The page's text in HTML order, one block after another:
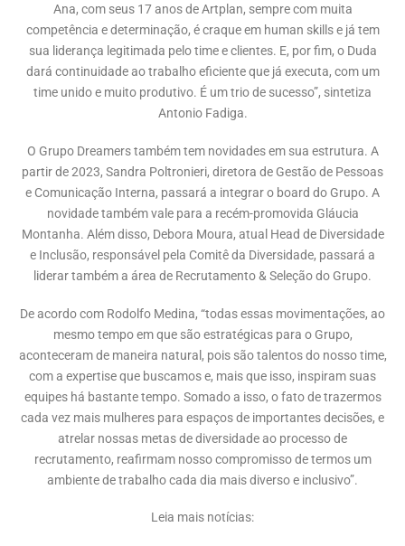
Ana, com seus 17 anos de Artplan, sempre com muita
competência e determinação, é craque em human skills e já tem
sua liderança legitimada pelo time e clientes. E, por fim, o Duda
dará continuidade ao trabalho eficiente que já executa, com um
time unido e muito produtivo. É um trio de sucesso”, sintetiza
Antonio Fadiga.
O Grupo Dreamers também tem novidades em sua estrutura. A
partir de 2023, Sandra Poltronieri, diretora de Gestão de Pessoas
e Comunicação Interna, passará a integrar o board do Grupo. A
novidade também vale para a recém-promovida Gláucia
Montanha. Além disso, Debora Moura, atual Head de Diversidade
e Inclusão, responsável pela Comitê da Diversidade, passará a
liderar também a área de Recrutamento & Seleção do Grupo.
De acordo com Rodolfo Medina, “todas essas movimentações, ao
mesmo tempo em que são estratégicas para o Grupo,
aconteceram de maneira natural, pois são talentos do nosso time,
com a expertise que buscamos e, mais que isso, inspiram suas
equipes há bastante tempo. Somado a isso, o fato de trazermos
cada vez mais mulheres para espaços de importantes decisões, e
atrelar nossas metas de diversidade ao processo de
recrutamento, reafirmam nosso compromisso de termos um
ambiente de trabalho cada dia mais diverso e inclusivo”.
Leia mais notícias: